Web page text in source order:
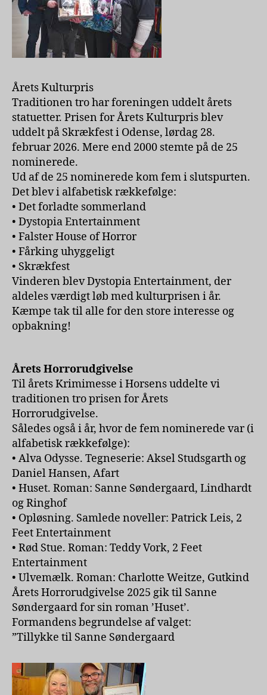
Årets Kulturpris
Traditionen tro har foreningen uddelt årets
statuetter. Prisen for Årets Kulturpris blev
uddelt på Skrækfest i Odense, lørdag 28.
februar 2026. Mere end 2000 stemte på de 25
nominerede.
Ud af de 25 nominerede kom fem i slutspurten.
Det blev i alfabetisk rækkefølge:
• Det forladte sommerland
• Dystopia Entertainment
• Falster House of Horror
• Fårking uhyggeligt
• Skrækfest
Vinderen blev Dystopia Entertainment, der
aldeles værdigt løb med kulturprisen i år.
Kæmpe tak til alle for den store interesse og
opbakning!
Årets Horrorudgivelse
Til årets Krimimesse i Horsens uddelte vi
traditionen tro prisen for Årets
Horrorudgivelse.
Således også i år, hvor de fem nominerede var (i
alfabetisk rækkefølge):
• Alva Odysse. Tegneserie: Aksel Studsgarth og
Daniel Hansen, Afart
• Huset. Roman: Sanne Søndergaard, Lindhardt
og Ringhof
• Opløsning. Samlede noveller: Patrick Leis, 2
Feet Entertainment
• Rød Stue. Roman: Teddy Vork, 2 Feet
Entertainment
• Ulvemælk. Roman: Charlotte Weitze, Gutkind
Årets Horrorudgivelse 2025 gik til Sanne
Søndergaard for sin roman ’Huset’.
Formandens begrundelse af valget:
”Tillykke til Sanne Søndergaard